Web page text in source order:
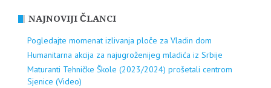
NAJNOVIJI ČLANCI
Pogledajte momenat izlivanja ploče za Vladin dom
Humanitarna akcija za najugroženijeg mladića iz Srbije
Maturanti Tehničke Škole (2023/2024) prošetali centrom
Sjenice (Video)